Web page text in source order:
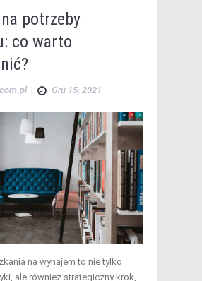
potrzeby
co warto
| Gru 15, 2021
na wynajem to nie tylko
ale również strategiczny krok,